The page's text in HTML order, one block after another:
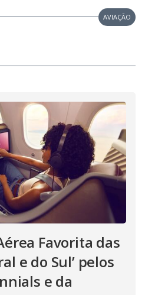
AVIAÇÃO
Favorita das
e do Sul’ pelos
e da